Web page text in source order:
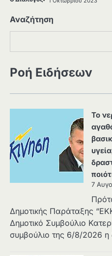
Αναζήτηση
Ροή Ειδήσεων
Το
7
Δημοτικής Παράταξης
Δημοτικό Συμβούλιο
συμβούλιο της 6/8/2026